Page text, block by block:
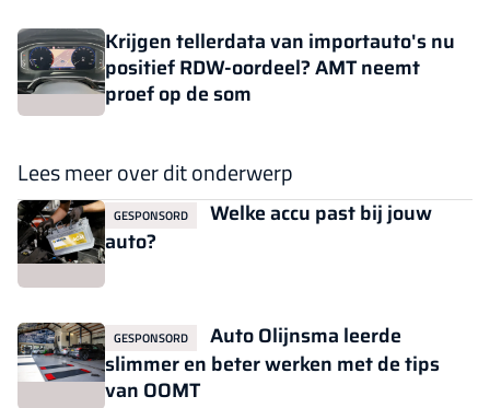
Krijgen tellerdata van importauto's nu
positief RDW-oordeel? AMT neemt
proef op de som
Lees meer over dit onderwerp
GESPONSORD
Welke accu past bij jouw
auto?
GESPONSORD
Auto Olijnsma leerde
slimmer en beter werken met de tips
van OOMT